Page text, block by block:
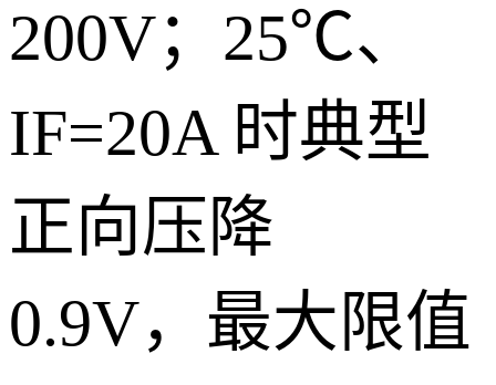
200V；25℃、
IF=20A 时典型
正向压降
0.9V，最大限值